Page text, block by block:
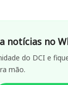
notícias no
do DCI e
mão.